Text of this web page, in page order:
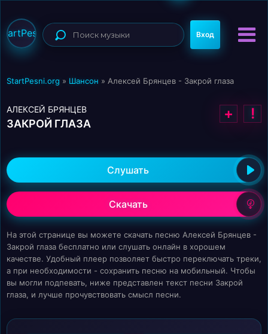
Вход
StartPesni.org » Шансон » Алексей Брянцев - Закрой глаза
АЛЕКСЕЙ БРЯНЦЕВ
ЗАКРОЙ ГЛАЗА
+ !
Слушать
Скачать
На этой странице вы можете скачать песню Алексей Брянцев -
Закрой глаза бесплатно или слушать онлайн в хорошем
качестве. Удобный плеер позволяет быстро переключать треки,
а при необходимости - сохранить песню на мобильный. Чтобы
вы могли подпевать, ниже представлен текст песни Закрой
глаза, и лучше прочувствовать смысл песни.